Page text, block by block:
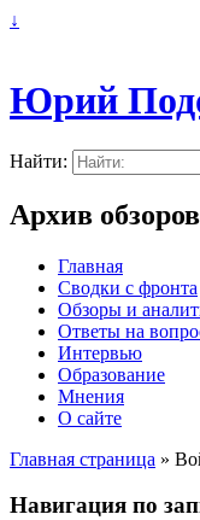
↓
Юрий
Найти:
Архив
Главная
Сводки с фронта
Обзоры и
Ответы на
Интервью
Образование
Мнения
О сайте
Главная страница »
Навигация по